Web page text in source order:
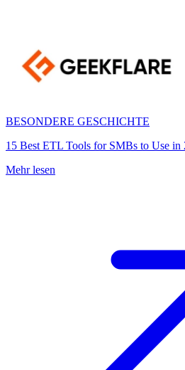
BESONDERE GESCHICHTE
15 Best ETL Tools for SMBs to Use in
Mehr lesen